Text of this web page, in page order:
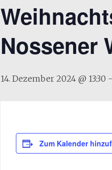
Nossener
14. Dezember 2024 @ 13:30 -
Zum Kalender